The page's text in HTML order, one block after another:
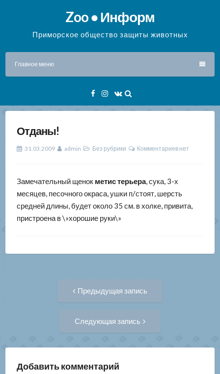
содержимому
Zoo ● Информ
Приморское общество защиты животных
Главное меню
Facebook
Instagram
VK
Отданы!
31.03.2009 admin Без рубрики Комментариев нет
Замечательный щенок метис терьера, сука, 3-х
месяцев, песочного окраса, ушки п/стоят, шерсть
средней длины, будет около 35 см. в холке, привита,
пристроена в \»хорошие руки\»
Навигация
записям
Предыдущая запись
Следующая запись
Добавить комментарий